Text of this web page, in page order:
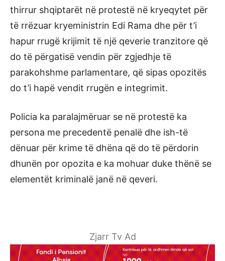
thirrur shqiptarët në protestë në kryeqytet për
të rrëzuar kryeministrin Edi Rama dhe për t’i
hapur rrugë krijimit të një qeverie tranzitore që
do të përgatisë vendin për zgjedhje të
parakohshme parlamentare, që sipas opozitës
do t’i hapë vendit rrugën e integrimit.
Policia ka paralajmëruar se në protestë ka
persona me precedentë penalë dhe ish-të
dënuar për krime të dhëna që do të përdorin
dhunën por opozita e ka mohuar duke thënë se
elementët kriminalë janë në qeveri.
Zjarr Tv Ad